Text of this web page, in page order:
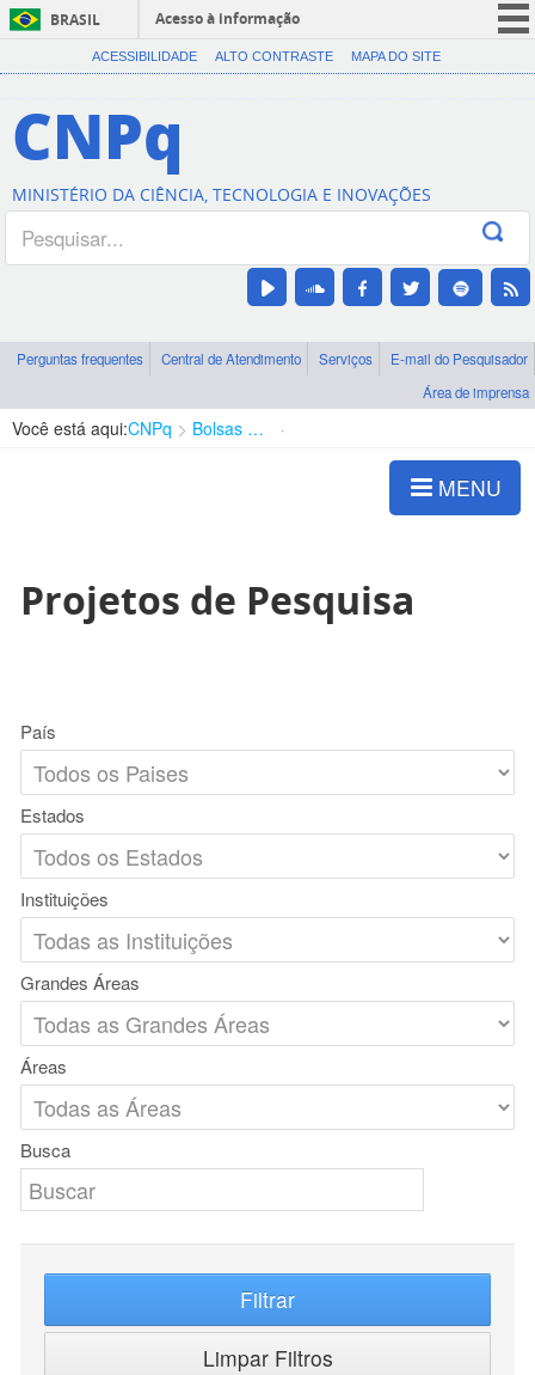
BRASIL
Acesso à informação
CORONAVÍRUS (COVID-19)
Canais
ACESSIBILIDADE ALTO CONTRASTE MAPA DO SITE
CNPq
MINISTÉRIO DA CIÊNCIA, TECNOLOGIA E INOVAÇÕES
Perguntas frequentes Central de Atendimento Serviços
E-mail do Pesquisador
Área de imprensa
Você está aqui:CNPq Bolsas e Auxílios Vigentes
MENU
Projetos de Pesquisa
País
Estados
Instituições
Grandes Áreas
Áreas
Busca
Filtrar
Limpar Filtros